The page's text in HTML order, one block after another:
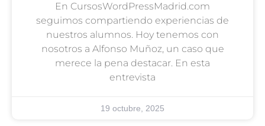
En CursosWordPressMadrid.com
seguimos compartiendo experiencias de
nuestros alumnos. Hoy tenemos con
nosotros a Alfonso Muñoz, un caso que
merece la pena destacar. En esta
entrevista
19 octubre, 2025